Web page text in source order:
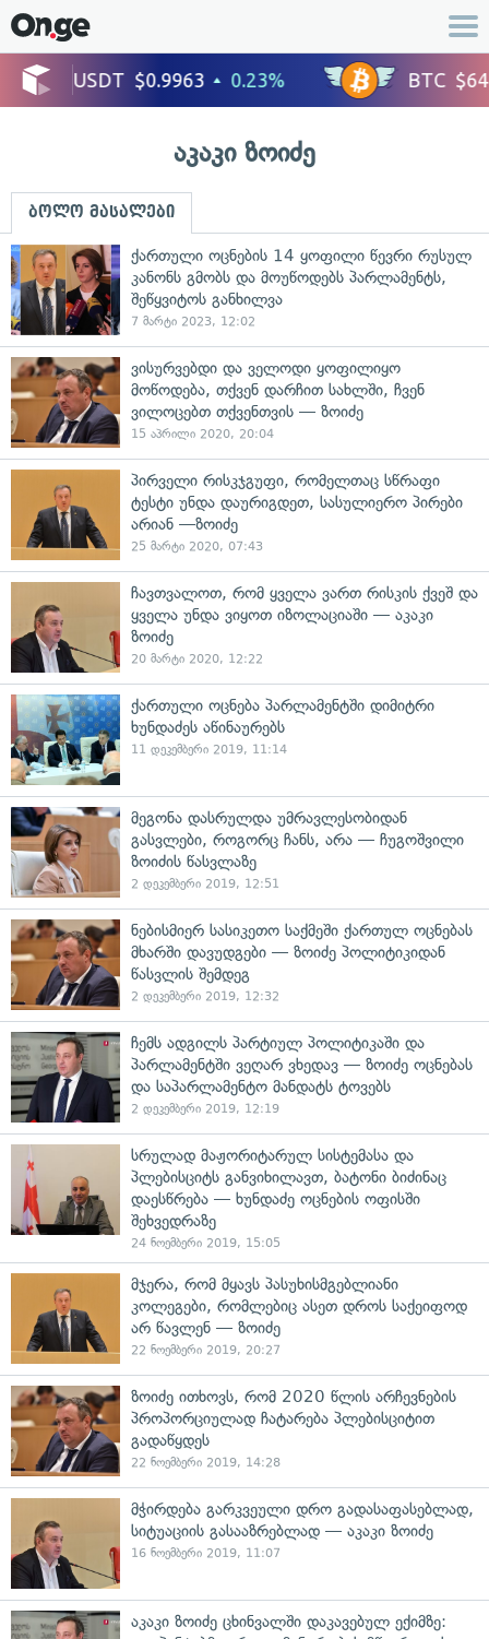
აკაკი ზოიძე
ბოლო მასალები
ქართული ოცნების 14 ყოფილი წევრი რუსულ
კანონს გმობს და მოუწოდებს პარლამენტს,
შეწყვიტოს განხილვა
7 მარტი 2023, 12:02
ვისურვებდი და ველოდი ყოფილიყო
მოწოდება, თქვენ დარჩით სახლში, ჩვენ
ვილოცებთ თქვენთვის — ზოიძე
15 აპრილი 2020, 20:04
პირველი რისკჯგუფი, რომელთაც სწრაფი
ტესტი უნდა დაურიგდეთ, სასულიერო პირები
არიან —ზოიძე
25 მარტი 2020, 07:43
ჩავთვალოთ, რომ ყველა ვართ რისკის ქვეშ და
ყველა უნდა ვიყოთ იზოლაციაში — აკაკი
ზოიძე
20 მარტი 2020, 12:22
ქართული ოცნება პარლამენტში დიმიტრი
ხუნდაძეს აწინაურებს
11 დეკემბერი 2019, 11:14
მეგონა დასრულდა უმრავლესობიდან
გასვლები, როგორც ჩანს, არა — ჩუგოშვილი
ზოიძის წასვლაზე
2 დეკემბერი 2019, 12:51
ნებისმიერ სასიკეთო საქმეში ქართულ ოცნებას
მხარში დავუდგები — ზოიძე პოლიტიკიდან
წასვლის შემდეგ
2 დეკემბერი 2019, 12:32
ჩემს ადგილს პარტიულ პოლიტიკაში და
პარლამენტში ვეღარ ვხედავ — ზოიძე ოცნებას
და საპარლამენტო მანდატს ტოვებს
2 დეკემბერი 2019, 12:19
სრულად მაჟორიტარულ სისტემასა და
პლებისციტს განვიხილავთ, ბატონი ბიძინაც
დაესწრება — ხუნდაძე ოცნების ოფისში
შეხვედრაზე
24 ნოემბერი 2019, 15:05
მჯერა, რომ მყავს პასუხისმგებლიანი
კოლეგები, რომლებიც ასეთ დროს საქეიფოდ
არ წავლენ — ზოიძე
22 ნოემბერი 2019, 20:27
ზოიძე ითხოვს, რომ 2020 წლის არჩევნების
პროპორციულად ჩატარება პლებისციტით
გადაწყდეს
22 ნოემბერი 2019, 14:28
მჭირდება გარკვეული დრო გადასაფასებლად,
სიტუაციის გასააზრებლად — აკაკი ზოიძე
16 ნოემბერი 2019, 11:07
აკაკი ზოიძე ცხინვალში დაკავებულ ექიმზე: